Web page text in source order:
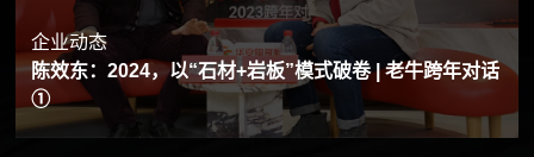
企业动态
陈效东：2024，以“石材+岩板”模式破卷 | 老牛跨年对话
①